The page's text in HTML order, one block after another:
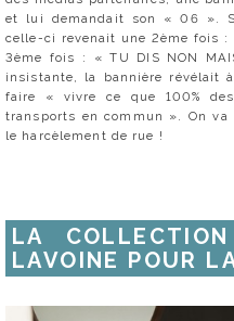
et lui demandait son « 06 ».
celle-ci revenait une 2ème fois :
3ème fois : « TU DIS NON
insistante, la bannière révélait
faire « vivre ce que 100%
transports en commun ». On
le harcèlement de rue !
LA
LAVOINE POUR